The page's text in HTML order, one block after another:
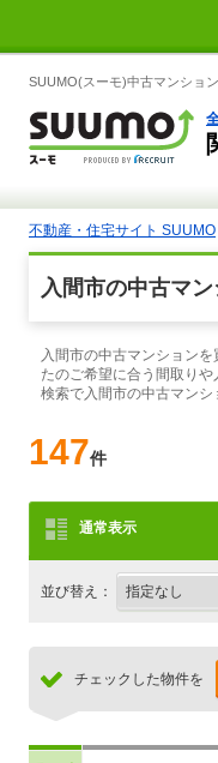
SUUMO(スーモ)中古マンショ
不動産・住宅サイト SUUMO
入間市の中古マ
入間市の中古マンション
たのご希望に合う間取り
検索で入間市の中古マンシ
147件
通常表示
並び替え：
チェックした物件を